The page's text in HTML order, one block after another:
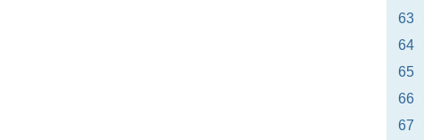
63
64
65
66
67